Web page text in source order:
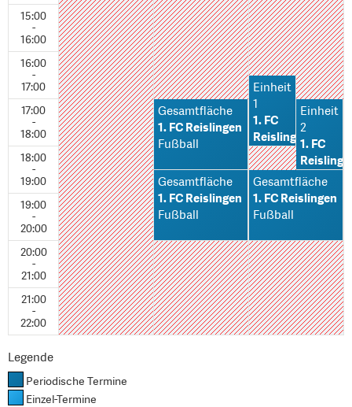
15:00
-
16:00
16:00
-
17:00
17:00
-
18:00
18:00
-
19:00
19:00
-
20:00
20:00
-
21:00
21:00
-
22:00
Gesamtfläche
1. FC Reislingen
Fußball
Gesamtfläche
1. FC Reislingen
Fußball
Einheit
1
1. FC
Reislingen
Fußball
Einheit
2
1. FC
Fußball
Gesamtfläche
1. FC Reislingen
Fußball
Legende
Periodische Termine
Einzel-Termine